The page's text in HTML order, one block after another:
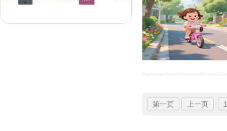
第一页 上一页 1